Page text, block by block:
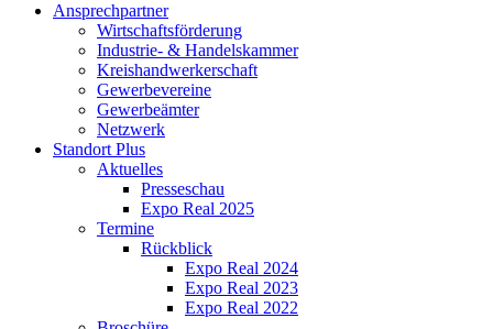
Ansprechpartner
Wirtschaftsförderung
Industrie- & Handelskammer
Kreishandwerkerschaft
Gewerbevereine
Gewerbeämter
Netzwerk
Standort Plus
Aktuelles
Presseschau
Expo Real 2025
Termine
Rückblick
Expo Real 2024
Expo Real 2023
Expo Real 2022